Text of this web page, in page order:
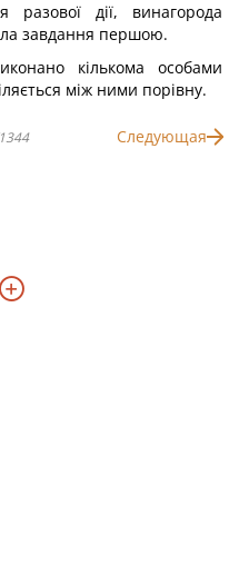
разової дії, винагорода
завдання першою.
кількома особами
між ними порівну.
Следующая